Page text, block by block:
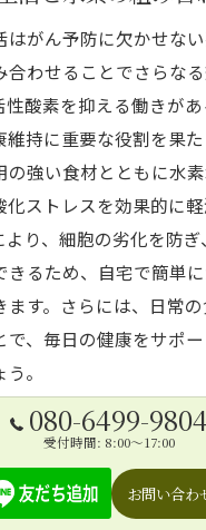
はがん予防に欠かせな
合わせることでさらな
性酸素を抑える働きが
維持に重要な役割を果
の強い食材とともに水
化ストレスを効果的に
より、細胞の劣化を防
きるため、自宅で簡単
す。さらには、日常の
で、毎日の健康をサポ
。
れた運動習慣の形成
に欠かせない要素です
の効果をさらに高めるこ
080-6499-9804
受付時間: 8:00～17:00
お問い合わ